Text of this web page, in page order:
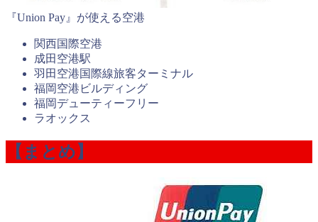
『Union Pay』が使える空港
関西国際空港
成田空港駅
羽田空港国際線旅客ターミナル
福岡空港ビルディング
福岡デューティーフリー
ラオックス
【まとめ】